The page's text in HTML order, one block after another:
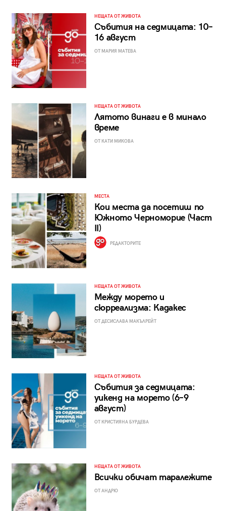
НЕЩАТА ОТ ЖИВОТА
Събития на седмицата: 10–
16 август
ОТ МАРИЯ МАТЕВА
НЕЩАТА ОТ ЖИВОТА
Лятото винаги е в минало
време
ОТ КАТИ МИКОВА
МЕСТА
Кои места да посетиш по
Южното Черноморие (Част
II)
РЕДАКТОРИТЕ
НЕЩАТА ОТ ЖИВОТА
Между морето и
сюрреализма: Кадакес
ОТ ДЕСИСЛАВА МАКЪЛРЕЙТ
НЕЩАТА ОТ ЖИВОТА
Събития за седмицата:
уикенд на морето (6–9
август)
ОТ КРИСТИЯНА БУРДЕВА
НЕЩАТА ОТ ЖИВОТА
Всички обичат таралежите
ОТ АНДРЮ